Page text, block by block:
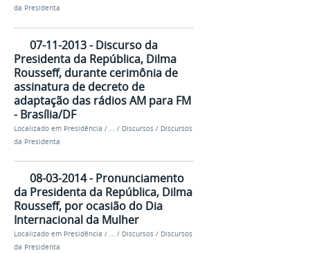
da Presidenta
07-11-2013 - Discurso da
Presidenta da República, Dilma
Rousseff, durante cerimônia de
assinatura de decreto de
adaptação das rádios AM para FM
- Brasília/DF
Localizado em Presidência / / Discursos / Discursos
da Presidenta
08-03-2014 - Pronunciamento
da Presidenta da República, Dilma
Rousseff, por ocasião do Dia
Internacional da Mulher
Localizado em Presidência / … / Discursos / Discursos
da Presidenta